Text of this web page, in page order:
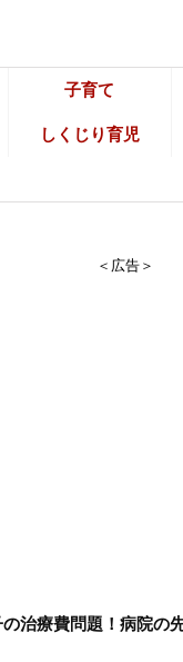
子育て
しくじり育児
＜広告＞
の治療費問題！病院